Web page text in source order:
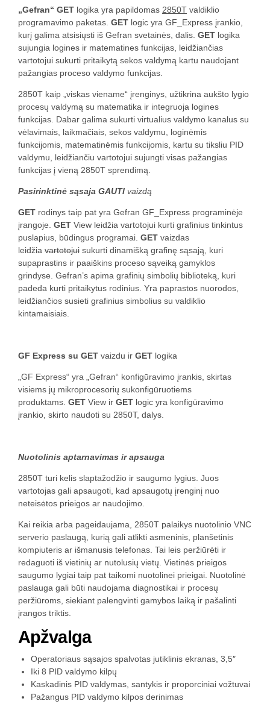
„Gefran“ GET logika yra papildomas 2850T valdiklio
programavimo paketas. GET logic yra GF_Express įrankio,
kurį galima atsisiųsti iš Gefran svetainės, dalis. GET logika
sujungia logines ir matematines funkcijas, leidžiančias
vartotojui sukurti pritaikytą sekos valdymą kartu naudojant
pažangias proceso valdymo funkcijas.
2850T kaip „viskas viename“ įrenginys, užtikrina aukšto lygio
procesų valdymą su matematika ir integruoja logines
funkcijas. Dabar galima sukurti virtualius valdymo kanalus su
vėlavimais, laikmačiais, sekos valdymu, loginėmis
funkcijomis, matematinėmis funkcijomis, kartu su tiksliu PID
valdymu, leidžiančiu vartotojui sujungti visas pažangias
funkcijas į vieną 2850T sprendimą.
Pasirinktinė sąsaja GAUTI vaizdą
GET rodinys taip pat yra Gefran GF_Express programinėje
įrangoje. GET View leidžia vartotojui kurti grafinius tinkintus
puslapius, būdingus programai. GET vaizdas
leidžia vartotojui sukurti dinamišką grafinę sąsają, kuri
supaprastins ir paaiškins proceso sąveiką gamyklos
grindyse. Gefran’s apima grafinių simbolių biblioteką, kuri
padeda kurti pritaikytus rodinius. Yra paprastos nuorodos,
leidžiančios susieti grafinius simbolius su valdiklio
kintamaisiais.
GF Express su GET vaizdu ir GET logika
„GF Express“ yra „Gefran“ konfigūravimo įrankis, skirtas
visiems jų mikroprocesorių sukonfigūruotiems
produktams. GET View ir GET logic yra konfigūravimo
įrankio, skirto naudoti su 2850T, dalys.
Nuotolinis aptarnavimas ir apsauga
2850T turi kelis slaptažodžio ir saugumo lygius. Juos
vartotojas gali apsaugoti, kad apsaugotų įrenginį nuo
neteisėtos prieigos ar naudojimo.
Kai reikia arba pageidaujama, 2850T palaikys nuotolinio VNC
serverio paslaugą, kurią gali atlikti asmeninis, planšetinis
kompiuteris ar išmanusis telefonas. Tai leis peržiūrėti ir
redaguoti iš vietinių ar nutolusių vietų. Vietinės prieigos
saugumo lygiai taip pat taikomi nuotolinei prieigai. Nuotolinė
paslauga gali būti naudojama diagnostikai ir procesų
peržiūroms, siekiant palengvinti gamybos laiką ir pašalinti
įrangos triktis.
Apžvalga
Operatoriaus sąsajos spalvotas jutiklinis ekranas, 3,5″
Iki 8 PID valdymo kilpų
Kaskadinis PID valdymas, santykis ir proporciniai vožtuvai
Pažangus PID valdymo kilpos derinimas